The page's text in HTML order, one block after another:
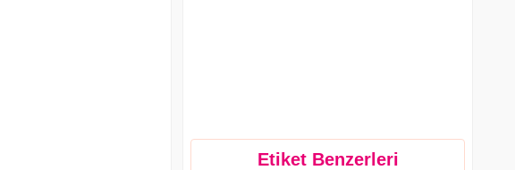
Etiket Benzerleri